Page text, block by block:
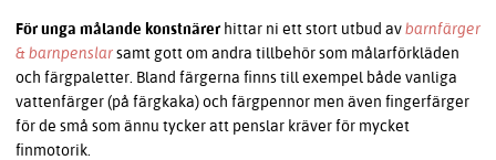
För unga målande konstnärer hittar ni ett stort utbud avbarnfärger
& barnpenslarsamt gott om andra tillbehör som målarförkläden
och färgpaletter. Bland färgerna finns till exempel både vanliga
vattenfärger (på färgkaka) och färgpennor men även fingerfärger
för de små som ännu tycker att penslar kräver för mycket
finmotorik.